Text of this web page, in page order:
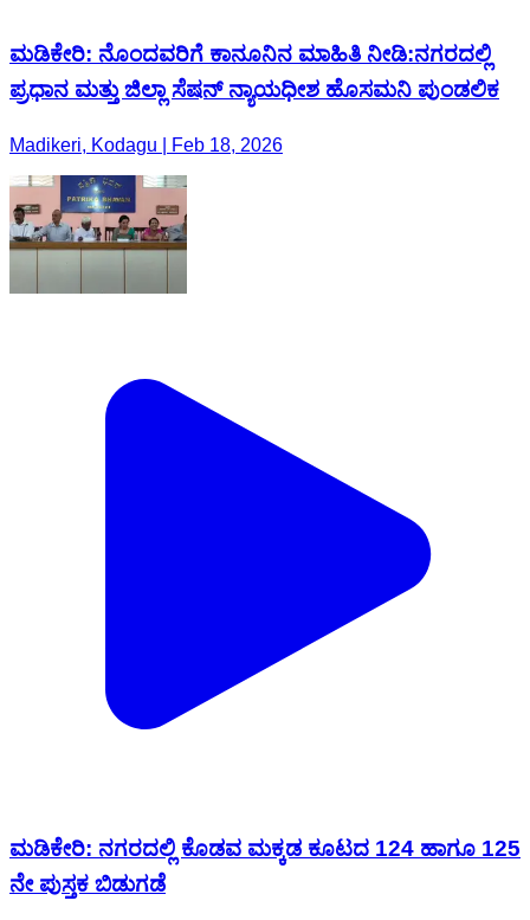
ಮಡಿಕೇರಿ: ನೊಂದವರಿಗೆ ಕಾನೂನಿನ ಮಾಹಿತಿ ನೀಡಿ:ನಗರದಲ್ಲಿ
ಪ್ರಧಾನ ಮತ್ತು ಜಿಲ್ಲಾ ಸೆಷನ್ ನ್ಯಾಯಧೀಶ ಹೊಸಮನಿ ಪುಂಡಲಿಕ
Madikeri, Kodagu | Feb 18, 2026
ಮಡಿಕೇರಿ: ನಗರದಲ್ಲಿ ಕೊಡವ ಮಕ್ಕಡ ಕೂಟದ 124 ಹಾಗೂ 125
ನೇ ಪುಸ್ತಕ ಬಿಡುಗಡೆ